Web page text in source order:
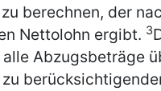
berechnen, der
Nettolohn ergibt. 3
Abzugsbeträge